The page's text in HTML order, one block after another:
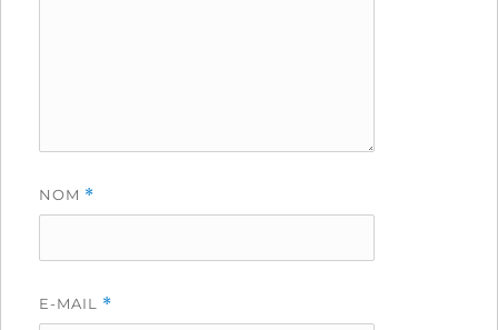
NOM *
E-MAIL *